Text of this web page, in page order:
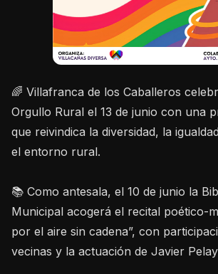
🌈 Villafranca de los Caballeros
Orgullo Rural el 13 de junio con una
que reivindica la diversidad, la
el entorno rural.
📚 Como antesala, el 10 de junio la
Municipal acogerá el recital poético-
por el aire sin cadena”, con
vecinas y la actuación de Javier